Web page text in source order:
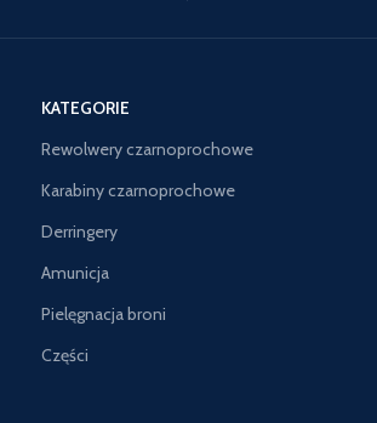
KATEGORIE
Rewolwery czarnoprochowe
Karabiny czarnoprochowe
Derringery
Amunicja
Pielęgnacja broni
Części